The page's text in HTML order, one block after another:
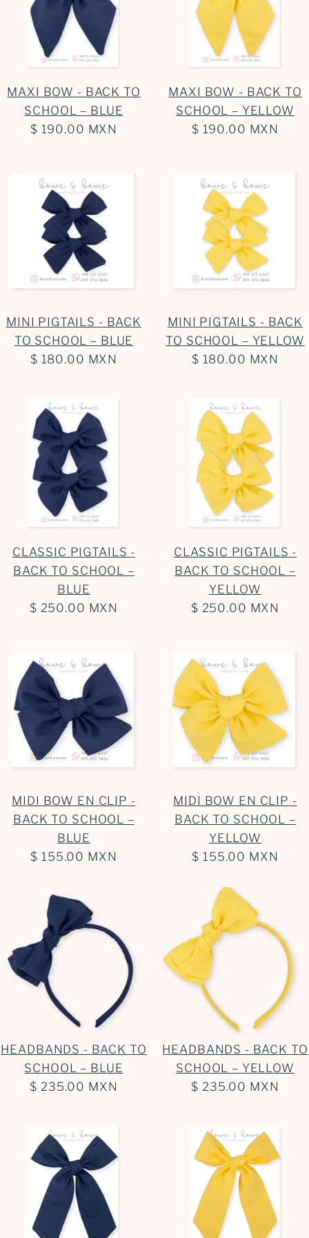
Iniciar sesión
MAXI BOW - BACK TO
SCHOOL – BLUE
$ 190.00 MXN
MAXI BOW - BACK TO
SCHOOL – YELLOW
$ 190.00 MXN
MINI PIGTAILS - BACK
TO SCHOOL – BLUE
$ 180.00 MXN
MINI PIGTAILS - BACK
TO SCHOOL – YELLOW
$ 180.00 MXN
CLASSIC PIGTAILS -
BACK TO SCHOOL –
BLUE
$ 250.00 MXN
CLASSIC PIGTAILS -
BACK TO SCHOOL –
YELLOW
$ 250.00 MXN
MIDI BOW EN CLIP -
BACK TO SCHOOL –
BLUE
$ 155.00 MXN
MIDI BOW EN CLIP -
BACK TO SCHOOL –
YELLOW
$ 155.00 MXN
HEADBANDS - BACK TO
SCHOOL – BLUE
$ 235.00 MXN
HEADBANDS - BACK TO
SCHOOL – YELLOW
$ 235.00 MXN